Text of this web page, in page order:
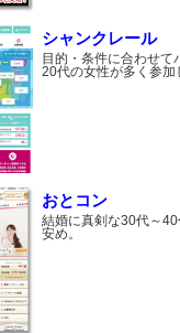
シャンクレール
目的・条件に合わせて
20代の女性が多く参加
おとコン
結婚に真剣な30代～
安め。